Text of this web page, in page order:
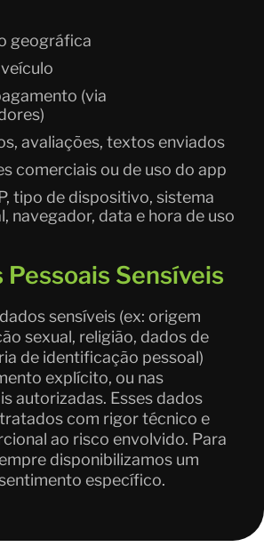
geográfica
(via
avaliações, textos enviados
comerciais ou de uso do app
tipo de dispositivo, sistema
navegador, data e hora de uso
Pessoais Sensíveis
sensíveis (ex: origem
sexual, religião, dados de
de identificação pessoal)
explícito, ou nas
autorizadas. Esses dados
com rigor técnico e
ao risco envolvido. Para
disponibilizamos um
específico.